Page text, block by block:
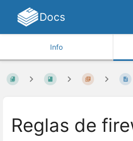
Docs
Info
Reglas de